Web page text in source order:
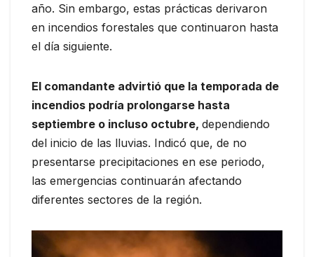
año. Sin embargo, estas prácticas derivaron
en incendios forestales que continuaron hasta
el día siguiente.
El comandante advirtió que la temporada de
incendios podría prolongarse hasta
septiembre o incluso octubre, dependiendo
del inicio de las lluvias. Indicó que, de no
presentarse precipitaciones en ese periodo,
las emergencias continuarán afectando
diferentes sectores de la región.